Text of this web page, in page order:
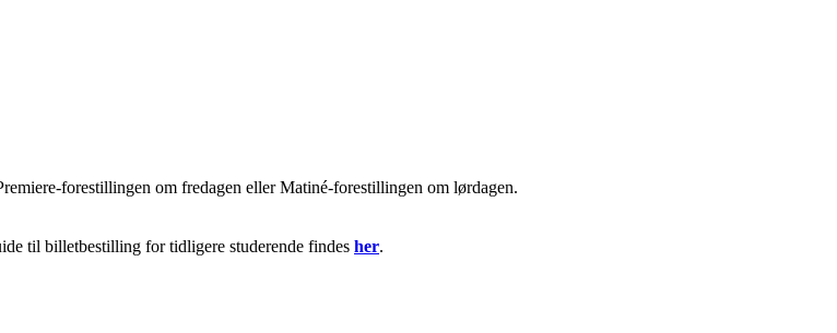
forestillingen om fredagen eller Matiné-forestillingen om lørdagen.
til billetbestilling for tidligere studerende findes her.